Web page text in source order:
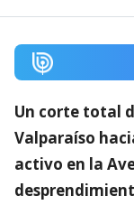
Un corte total
Valparaíso
activo en la